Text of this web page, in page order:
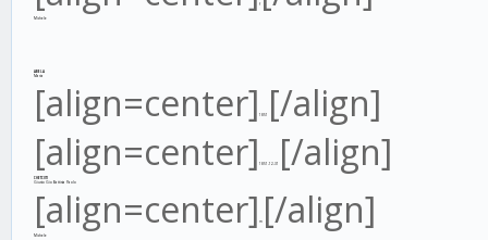
f
Michele
ABELA
Maria
[align=center] 1851
[/align]
[align=center] 1851-12-31 [/align]
CHETCUTI
Giusto Gio Battista Paolo
[align=center] m [/align]
Michele